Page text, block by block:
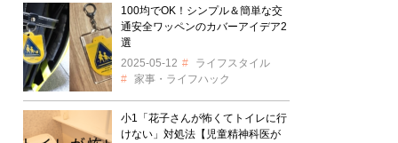
100均でOK！シンプル＆簡単な交
通安全ワッペンのカバーアイデア2
選
2025-05-12
ライフスタイル
家事・ライフハック
小1「花子さんが怖くてトイレに行
けない」対処法【児童精神科医が